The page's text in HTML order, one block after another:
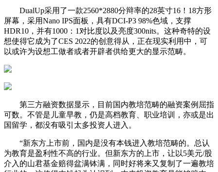
DualUp采用了一款2560*2880分辩率的28英寸16！18方形
屏幕，采用Nano IPS面板，具有DCI-P3 98%色域，支撑
HDR10，并有1000：1对比度以及亮度300nits。这种奇特的设
想使得它成为了CES 2022的创意得从，正在现实利用中，可
以或许为设想工做者或者开辟者供给更大的显示范畴。
第三方融资数据显示，目前国内教培范畴的融资案例屈指
可数。不管是儿童早教，仍是高档教育、职业培训，亦或是出
国留学，都没有吸引太多投资人进入。
“新东方上市前，国内是没有本钱进入教培范畴的。总认
为教育是盈利性不高的行业。但新东方的上市，让以5美元/股
介入的山君基金赔得盆满钵满，同时好将来又复制了一遍教培